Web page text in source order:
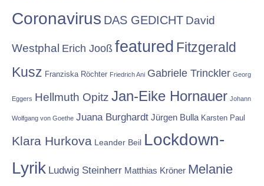
Coronavirus DAS GEDICHT David
Westphal Erich Jooß featured Fitzgerald
Kusz Franziska Röchter Friedrich Ani Gabriele Trinckler Georg
Eggers Hellmuth Opitz Jan-Eike Hornauer Johann
Wolfgang von Goethe Juana Burghardt Jürgen Bulla Karsten Paul
Klara Hurkova Leander Beil Lockdown-
Lyrik Ludwig Steinherr Matthias Kröner Melanie